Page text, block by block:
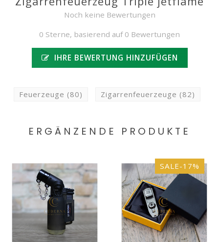
Noch keine Bewertungen
0 Sterne, basierend auf 0 Bewertungen
IHRE BEWERTUNG HINZUFÜGEN
Feuerzeuge (80) Zigarrenfeuerzeuge (82)
ERGÄNZENDE PRODUKTE
SALE-17%